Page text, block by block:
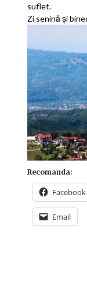
suflet.
Zi senină și
Recomanda:
Facebook
Email